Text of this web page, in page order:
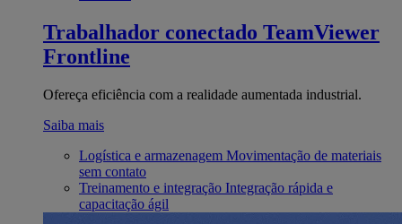
Trabalhador conectado TeamViewer
Frontline
Ofereça eficiência com a realidade aumentada industrial.
Saiba mais
Logística e armazenagem Movimentação de materiais
sem contato
Treinamento e integração Integração rápida e
capacitação ágil